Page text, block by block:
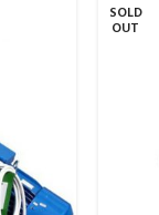
SOLD
OUT